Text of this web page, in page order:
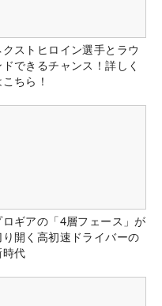
クストヒロイン選手とラウ
ドできるチャンス！詳しく
ちら！
ロギアの「4層フェース」が
り開く高初速ドライバーの
時代